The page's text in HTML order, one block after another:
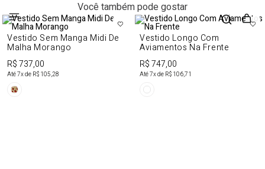
Você também pode gostar
Vestido Sem Manga Midi De
Malha Morango
R$ 737,00
Até7x de R$ 105,28
Vestido Longo Com
Aviamentos Na Frente
R$ 747,00
Até7x de R$ 106,71